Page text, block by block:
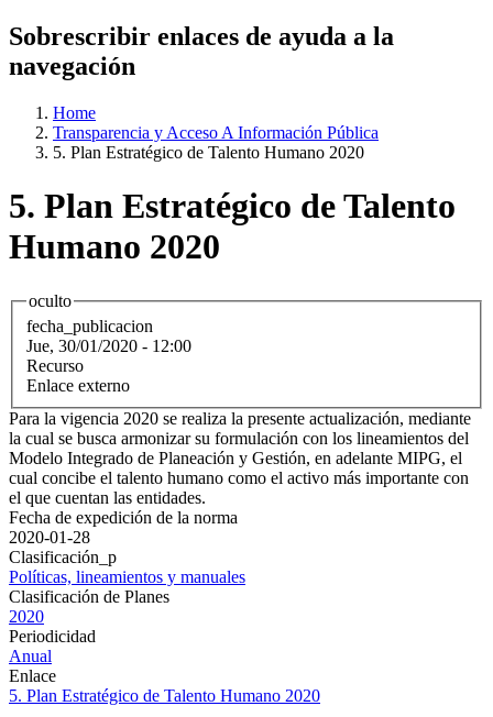
Sobrescribir enlaces de ayuda a la
navegación
Home
Transparencia y Acceso A Información Pública
5. Plan Estratégico de Talento Humano 2020
5. Plan Estratégico de Talento
Humano 2020
oculto
fecha_publicacion
Jue, 30/01/2020 - 12:00
Recurso
Enlace externo
Para la vigencia 2020 se realiza la presente actualización, mediante
la cual se busca armonizar su formulación con los lineamientos del
Modelo Integrado de Planeación y Gestión, en adelante MIPG, el
cual concibe el talento humano como el activo más importante con
el que cuentan las entidades.
Fecha de expedición de la norma
2020-01-28
Clasificación_p
Políticas, lineamientos y manuales
Clasificación de Planes
2020
Periodicidad
Anual
Enlace
5. Plan Estratégico de Talento Humano 2020